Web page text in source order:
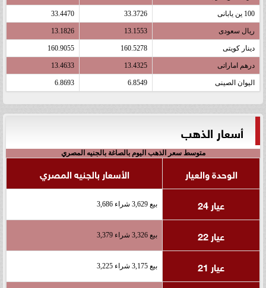
100 ين يابانى 33.3726
33.4470
ريال سعودى 13.1553
13.1826
دينار كويتى 160.5278
160.9055
درهم اماراتى 13.4325
13.4633
اليوان الصينى 6.8549
6.8693
أسعار الذهب
متوسط سعر الذهب اليوم بالصاغة بالجنيه المصري
الوحدة والعيار
الأسعار بالجنيه المصري
عيار 24
بيع 3,629 شراء 3,686
عيار 22 بيع 3,326 شراء 3,379
عيار 21 بيع 3,175 شراء 3,225